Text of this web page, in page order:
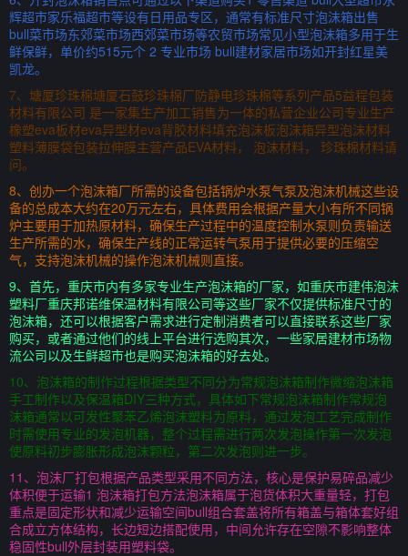
辉超市家乐福超市等设有日用品专区，通常有标准尺寸泡沫箱出售
bull菜市场东郊菜市场西郊菜市场等农贸市场常见小型泡沫箱多用于生
鲜保鲜，单价约515元个 2 专业市场 bull建材家居市场如开封红星美
凯龙。
7、塘厦珍珠棉塘厦石鼓珍珠棉厂防静电珍珠棉等系列产品5益程包装
材料有限公司 是一家集生产加工销售为一体的私营企业公司专业生产
橡塑eva板材eva异型材eva背胶材料填充泡沫板泡沫箱异型泡沫材料
塑料薄膜袋包装拉伸膜主营产品EVA材料， 泡沫材料， 珍珠棉材料请
问。
8、创办一个泡沫箱厂所需的设备包括锅炉水泵气泵及泡沫机械这些设
备的总成本大约在20万元左右，具体费用会根据产量大小有所不同锅
炉主要用于加热原材料，确保生产过程中的温度控制水泵则负责输送
生产所需的水，确保生产线的正常运转气泵用于提供必要的压缩空
气，支持泡沫机械的操作泡沫机械则直接。
9、首先，重庆市内有多家专业生产泡沫箱的厂家，如重庆市建伟泡沫
塑料厂重庆邦诺维保温材料有限公司等这些厂家不仅提供标准尺寸的
泡沫箱，还可以根据客户需求进行定制消费者可以直接联系这些厂家
购买，或者通过他们的线上平台进行选购其次，一些家居建材市场物
流公司以及生鲜超市也是购买泡沫箱的好去处。
10、泡沫箱的制作过程根据类型不同分为常规泡沫箱制作微缩泡沫箱
手工制作以及保温箱DIY三种方式，具体如下常规泡沫箱制作常规泡
沫箱通常以可发性聚苯乙烯泡沫塑料为原料，通过发泡工艺完成制作
时需使用专业的发泡机器，整个过程需进行两次发泡操作第一次发泡
使原料初步膨胀形成泡沫颗粒，第二次发泡则进一步。
11、泡沫厂打包根据产品类型采用不同方法，核心是保护易碎品减少
体积便于运输1 泡沫箱打包方法泡沫箱属于泡货体积大重量轻，打包
重点是固定形状和减少运输空间bull组合套盖将所有箱盖与箱体套好组
合成立方体结构，长边短边搭配使用，中间允许存在空隙不影响整体
稳固性bull外层封装用塑料袋。